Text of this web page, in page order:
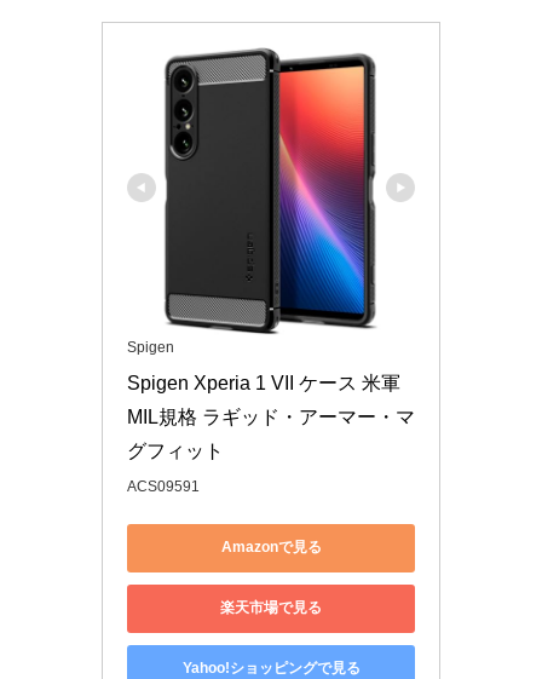
Spigen
Spigen Xperia 1 VII ケース 米軍
MIL規格 ラギッド・アーマー・マ
グフィット
ACS09591
Amazonで見る
楽天市場で見る
Yahoo!ショッピングで見る